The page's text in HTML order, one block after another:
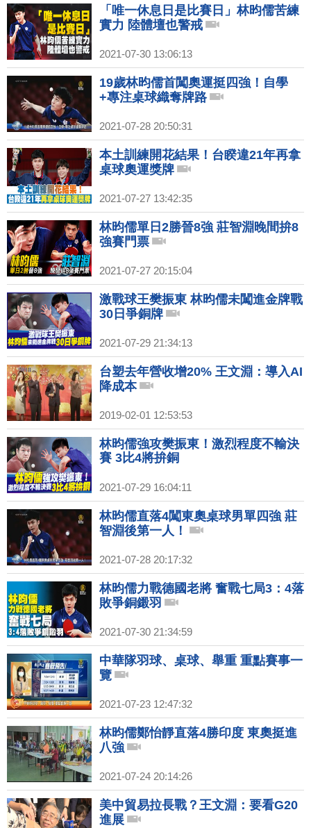
「唯一休息日是比賽日」林昀儒苦練
實力 陸體壇也警戒
2021-07-30 13:06:13
19歲林昀儒首闖奧運挺四強！自學
+專注桌球織奪牌路
2021-07-28 20:50:31
本土訓練開花結果！台睽違21年再拿
桌球奧運獎牌
2021-07-27 13:42:35
林昀儒單日2勝晉8強 莊智淵晚間拚8
強賽門票
2021-07-27 20:15:04
激戰球王樊振東 林昀儒未闖進金牌戰
30日爭銅牌
2021-07-29 21:34:13
台塑去年營收增20% 王文淵：導入AI
降成本
2019-02-01 12:53:53
林昀儒強攻樊振東！激烈程度不輸決
賽 3比4將拚銅
2021-07-29 16:04:11
林昀儒直落4闖東奧桌球男單四強 莊
智淵後第一人！
2021-07-28 20:17:32
林昀儒力戰德國老將 奮戰七局3：4落
敗爭銅鎩羽
2021-07-30 21:34:59
中華隊羽球、桌球、舉重 重點賽事一
覽
2021-07-23 12:47:32
林昀儒鄭怡靜直落4勝印度 東奧挺進
八強
2021-07-24 20:14:26
美中貿易拉長戰？王文淵：要看G20
進展